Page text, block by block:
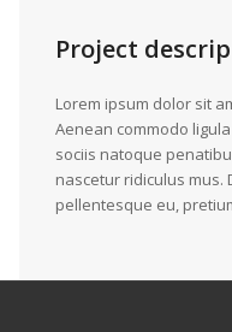
Project
Lorem ipsum dolor sit
Aenean commodo
sociis natoque
nascetur ridiculus mus.
pellentesque eu,